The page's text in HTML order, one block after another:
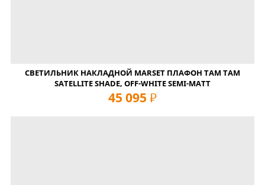
СВЕТИЛЬНИК НАКЛАДНОЙ MARSET ПЛАФОН TAM TAM
SATELLITE SHADE, OFF-WHITE SEMI-MATT
45 095 руб